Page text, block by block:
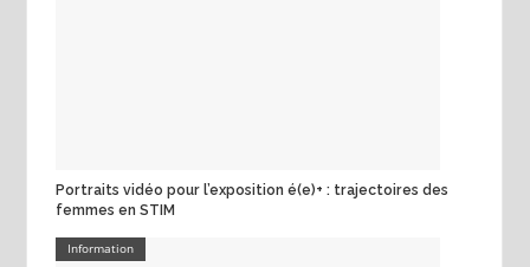
Portraits vidéo pour l’exposition é(e)+ : trajectoires des
femmes en STIM
Information